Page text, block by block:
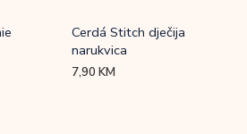
Cerdá Stitch dječija
narukvica
7,90KM